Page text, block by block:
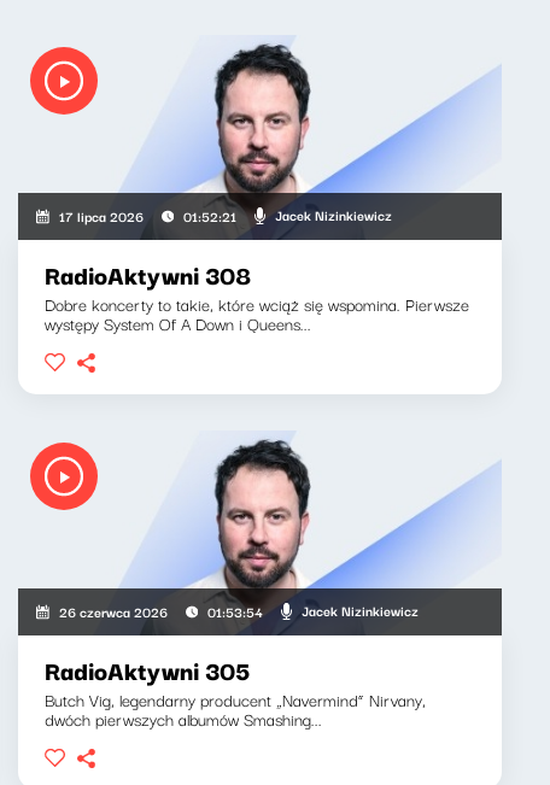
17 lipca 2026 01:52:21 Jacek Nizinkiewicz
RadioAktywni 308
Dobre koncerty to takie, które wciąż się wspomina. Pierwsze
występy System Of A Down i Queens...
26 czerwca 2026 01:53:54 Jacek Nizinkiewicz
RadioAktywni 305
Butch Vig, legendarny producent „Navermind” Nirvany,
dwóch pierwszych albumów Smashing...